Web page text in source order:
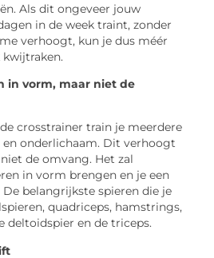
Als dit ongeveer jouw
in de week traint, zonder
verhoogt, kun je dus méér
kwijtraken.
in vorm, maar niet de
crosstrainer train je meerdere
en onderlichaam. Dit verhoogt
de omvang. Het zal
in vorm brengen en je een
De belangrijkste spieren die je
quadriceps, hamstrings,
deltoidspier en de triceps.